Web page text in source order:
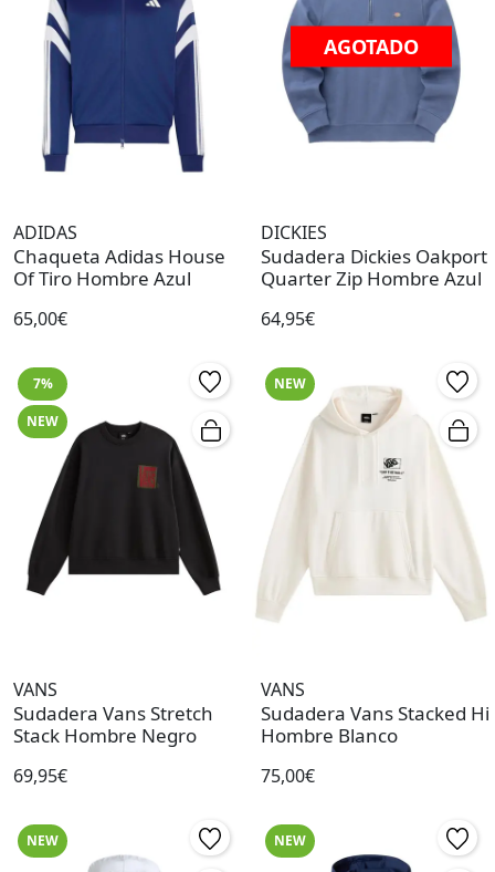
ADIDAS
Chaqueta Adidas House
Of Tiro Hombre Azul
65,00€
AGOTADO
DICKIES
Sudadera Dickies Oakport
Quarter Zip Hombre Azul
64,95€
7%
NEW
VANS
Sudadera Vans Stretch
Stack Hombre Negro
69,95€
NEW
VANS
Sudadera Vans Stacked Hi
Hombre Blanco
75,00€
NEW NEW